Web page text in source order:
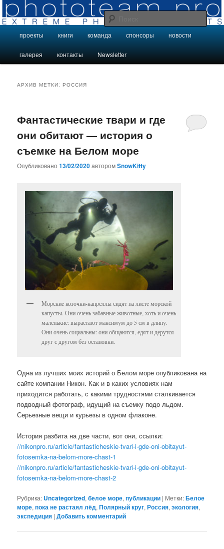
Перейти
к
основному
содержимому
Перейти
к
дополнительному
содержимому
экстремальные проекты
phototeam.pro
Подводные и пещерные фотопроекты команды phototeam.pro
проекты книги команда спонсоры новости
галерея контакты Newsletter
АРХИВ МЕТКИ:РОССИЯ
Фантастические твари и где
они обитают — история о
съемке на Белом море
Опубликовано13/02/2020авторомSnowKitty
Морские козочки-капреллы сидят на листе морской
капусты. Они очень забавные животные, хоть и очень
маленькие: вырастают максимум до 5 см в длину.
Они очень социальны: они общаются, едят и дерутся
друг с другом без остановки.
Одна из лучших моих историй о Белом море опубликована на
сайте компании Никон. Как и в каких условиях нам
приходится работать, с какими трудностями сталкивается
подводный фотограф, идущий на съемку подо льдом.
Серьезные вещи и курьезы в одном флаконе.
История разбита на две части, вот они, ссылки:
//nikonpro.ru/article/fantasticheskie-tvari-i-gde-oni-obitayut-
fotosemka-na-belom-more-chast-1
//nikonpro.ru/article/fantasticheskie-tvari-i-gde-oni-obitayut-
fotosemka-na-belom-more-chast-2
Рубрика: Uncategorized,белое море,публикации | Метки:Белое
море,пока не растаял лёд,Полярный круг,Россия,экология,
экспедиция |Добавить комментарий